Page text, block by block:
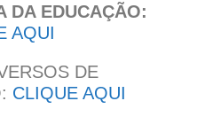
DA EDUCAÇÃO:
AQUI
DE
CLIQUE AQUI